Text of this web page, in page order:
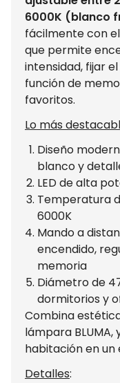
6000K (blanco
fácilmente con
que permite
intensidad, fijar
función de
favoritos.
Lo más
Diseño
blanco y
LED de alta
Temperatura
6000K
Mando a
encendido,
memoria
Diámetro de
dormitorios y
Combina
lámpara
habitación en un
Detalles: